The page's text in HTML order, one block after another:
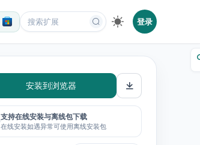
登录
安装到浏览器
支持在线安装与离线包下载
在线安装如遇异常可使用离线安装包